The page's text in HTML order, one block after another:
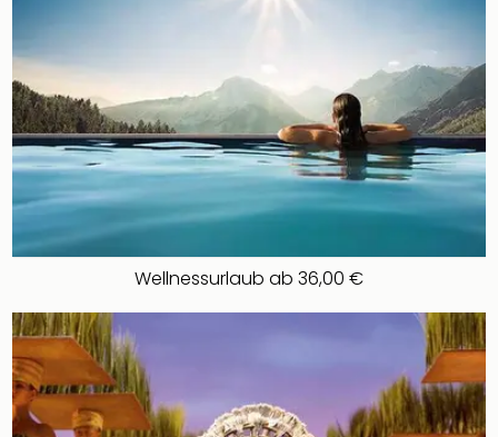
Wellnessurlaub ab 36,00 €